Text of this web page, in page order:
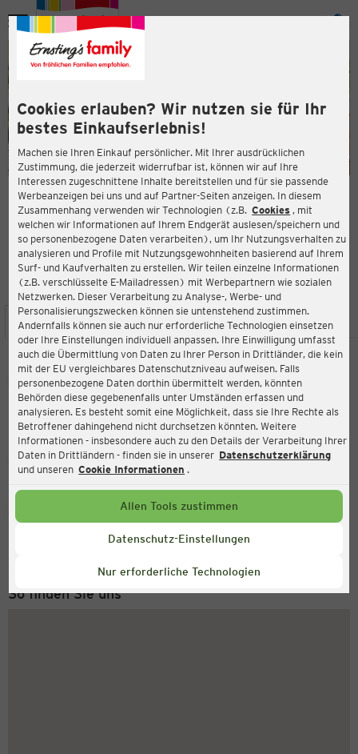
Cookies erlauben? Wir nutzen sie für Ihr
bestes Einkaufserlebnis!
Machen sie Ihren Einkauf persönlicher. Mit Ihrer ausdrücklichen
Zustimmung, die jederzeit widerrufbar ist, können wir auf Ihre
Interessen zugeschnittene Inhalte bereitstellen und für sie passende
Werbeanzeigen bei uns und auf Partner-Seiten anzeigen. In diesem
Zusammenhang verwenden wir Technologien (z.B. Cookies , mit
welchen wir Informationen auf Ihrem Endgerät auslesen/speichern und
so personenbezogene Daten verarbeiten), um Ihr Nutzungsverhalten zu
analysieren und Profile mit Nutzungsgewohnheiten basierend auf Ihrem
Surf- und Kaufverhalten zu erstellen. Wir teilen einzelne Informationen
(z.B. verschlüsselte E-Mailadressen) mit Werbepartnern wie sozialen
Netzwerken. Dieser Verarbeitung zu Analyse-, Werbe- und
Personalisierungszwecken können sie untenstehend zustimmen.
Andernfalls können sie auch nur erforderliche Technologien einsetzen
oder Ihre Einstellungen individuell anpassen. Ihre Einwilligung umfasst
auch die Übermittlung von Daten zu Ihrer Person in Drittländer, die kein
mit der EU vergleichbares Datenschutzniveau aufweisen. Falls
personenbezogene Daten dorthin übermittelt werden, könnten
Behörden diese gegebenenfalls unter Umständen erfassen und
analysieren. Es besteht somit eine Möglichkeit, dass sie Ihre Rechte als
Betroffener dahingehend nicht durchsetzen könnten. Weitere
Informationen - insbesondere auch zu den Details der Verarbeitung Ihrer
Daten in Drittländern - finden sie in unserer Datenschutzerklärung
und unseren Cookie Informationen .
Allen Tools zustimmen
Datenschutz-Einstellungen
Nur erforderliche Technologien
Menü
ERNSTING'S FAMILY FILIALE
Stiftstr. 6-8
08412 Werdau
4,0
Bewertung:
STANDORT SERVICES SORTIMENT AKTIONEN
Ernsting's family
Stiftstr. 6-8, 08412 Werdau
Aktuell:
Geschlossen
Service Hotline
+43 (0) 1 2675 502
So finden Sie uns